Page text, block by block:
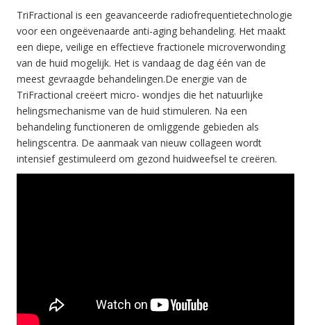
TriFractional is een geavanceerde radiofrequentietechnologie
voor een ongeëvenaarde anti-aging behandeling. Het maakt
een diepe, veilige en effectieve fractionele microverwonding
van de huid mogelijk. Het is vandaag de dag één van de
meest gevraagde behandelingen.De energie van de
TriFractional creëert micro- wondjes die het natuurlijke
helingsmechanisme van de huid stimuleren. Na een
behandeling functioneren de omliggende gebieden als
helingscentra. De aanmaak van nieuw collageen wordt
intensief gestimuleerd om gezond huidweefsel te creëren.